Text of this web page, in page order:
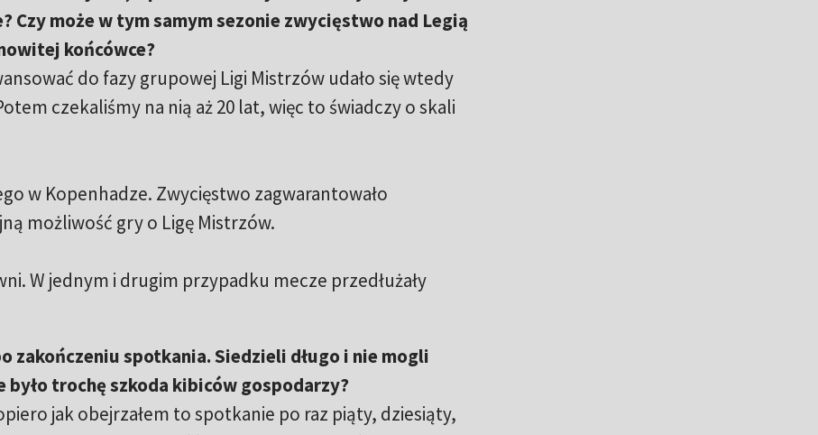
Czy może w tym samym sezonie zwycięstwo nad Legią
końcówce?
do fazy grupowej Ligi Mistrzów udało się wtedy
czekaliśmy na nią aż 20 lat, więc to świadczy o skali
w Kopenhadze. Zwycięstwo zagwarantowało
możliwość gry o Ligę Mistrzów.
W jednym i drugim przypadku mecze przedłużały
zakończeniu spotkania. Siedzieli długo i nie mogli
było trochę szkoda kibiców gospodarzy?
jak obejrzałem to spotkanie po raz piąty, dziesiąty,